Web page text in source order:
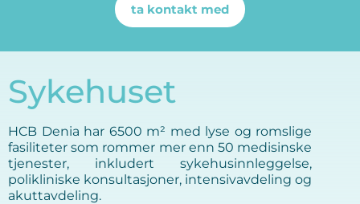
ta kontakt med
Sykehuset
HCB Denia har 6500 m² med lyse og romslige
fasiliteter som rommer mer enn 50 medisinske
tjenester, inkludert sykehusinnleggelse,
polikliniske konsultasjoner, intensivavdeling og
akuttavdeling.